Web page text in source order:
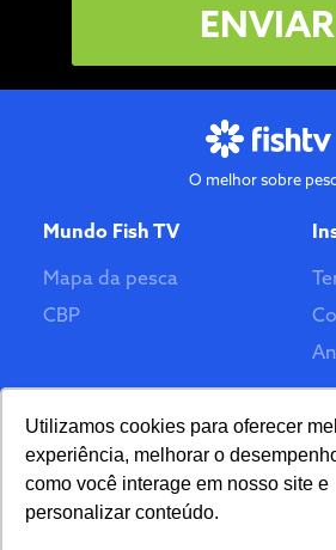
Utilizamos cookies para oferecer
experiência, melhorar o
como você interage em nosso site e
personalizar conteúdo.
ENVIAR
O melhor sobre
Mundo Fish TV
Mapa da pesca
CBP
Feito por
© 2026
Reservados.